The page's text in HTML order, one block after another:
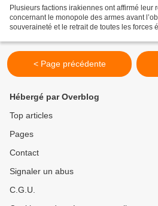
Plusieurs factions irakiennes ont affirmé leur
concernant le monopole des armes avant
souveraineté et le retrait de toutes les forces
< Page précédente
Hébergé par Overblog
Top articles
Pages
Contact
Signaler un abus
C.G.U.